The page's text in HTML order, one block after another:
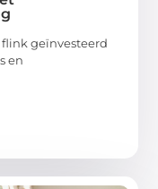
geïnvesteerd
en